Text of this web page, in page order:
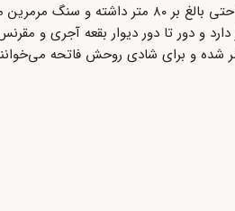
مقبره محتشم کاشانی در خیابان محتشم و کوچه باغبان شهر کاشان می‌باشد. این
شکل و کاشیکاری شده به ارتفاع ۱۴ متر روی بقعه قرار دارد و دور تا
شده و برای شادی روحش فاتحه